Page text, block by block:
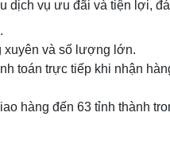
dịch vụ ưu đãi và tiện lợi,
và số lượng lớn.
toán trực tiếp khi nhận
hàng đến 63 tỉnh thành